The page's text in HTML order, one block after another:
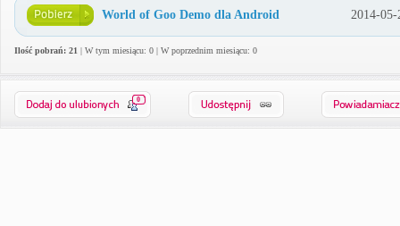
World of Goo Demo dla Android 2014-05-
Ilość pobrań: 21 | W tym miesiącu: 0 | W poprzednim miesiącu: 0
0